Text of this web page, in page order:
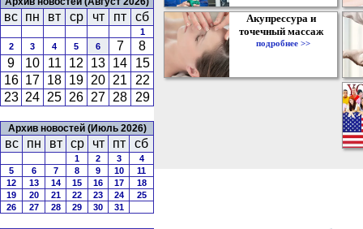
вс пн вт ср чт пт сб
1
2
3 4 5 6 7
8
9
10 11 12 13 14
15
16 17 18 19 20 21
22
23 24 25 26 27 28 29
Архив новостей (Июль 2026)
вс пн вт ср чт пт сб
1 2 3
4
5
6 7 8 9 10
11
12
13 14 15 16 17
18
19
20 21 22 23 24
25
26
27 28 29 30 31
Акупрессура и
точечный массаж
подробнее >>